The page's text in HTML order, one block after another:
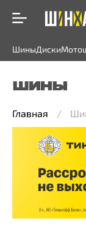
ШиныДиски
ШИНЫ
Главная